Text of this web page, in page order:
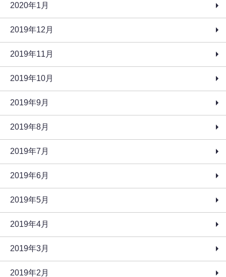
2020年1月
2019年12月
2019年11月
2019年10月
2019年9月
2019年8月
2019年7月
2019年6月
2019年5月
2019年4月
2019年3月
2019年2月